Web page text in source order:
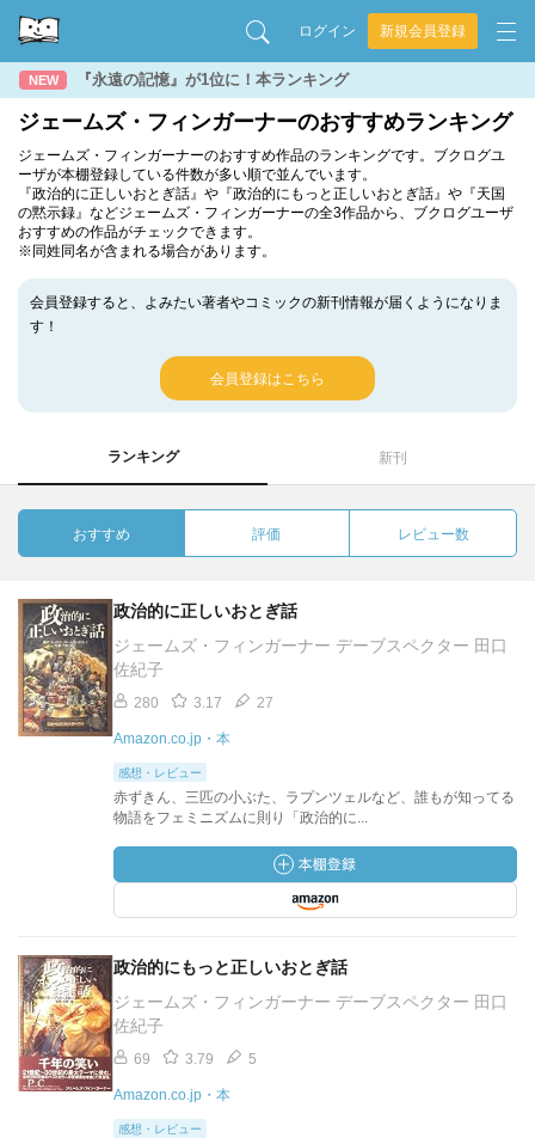
ログイン 新規会員登録
NEW 『永遠の記憶』が1位に！本ランキング
ジェームズ・フィンガーナーのおすすめランキング
ジェームズ・フィンガーナーのおすすめ作品のランキングです。ブクログユ
ーザが本棚登録している件数が多い順で並んでいます。
『政治的に正しいおとぎ話』や『政治的にもっと正しいおとぎ話』や『天国
の黙示録』などジェームズ・フィンガーナーの全3作品から、ブクログユーザ
おすすめの作品がチェックできます。
※同姓同名が含まれる場合があります。
会員登録すると、よみたい著者やコミックの新刊情報が届くようになりま
す！
会員登録はこちら
ランキング 新刊
おすすめ 評価 レビュー数
政治的に正しいおとぎ話
ジェームズ・フィンガーナー デーブスペクター 田口
佐紀子
280 3.17 27
Amazon.co.jp・本
感想・レビュー
赤ずきん、三匹の小ぶた、ラプンツェルなど、誰もが知ってる
物語をフェミニズムに則り「政治的に...
政治的にもっと正しいおとぎ話
ジェームズ・フィンガーナー デーブスペクター 田口
佐紀子
69 3.79 5
Amazon.co.jp・本
感想・レビュー